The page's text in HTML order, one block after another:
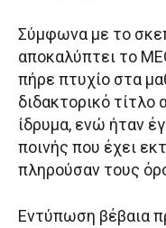
Σύμφωνα με το
αποκαλύπτει το
πήρε πτυχίο στα
διδακτορικό τίτλο
ίδρυμα, ενώ ήταν
ποινής που έχει
πληρούσαν τους
Εντύπωση βέβαια